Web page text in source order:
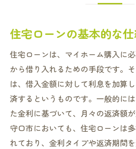
住宅ローンのメリットを最大
ポイントとは
低金利を活用した住宅購
資産としての住宅ローン
税制優遇措置を活かした
住宅ローンの返済計画を
守口市の不動産市場を
住宅ローンの基本的な
住宅ローンは、マイホーム購入に
から借り入れるための手段です。
は、借入金額に対して利息を加算
済するというものです。一般的に
た金利に基づいて、月々の返済額
守口市においても、住宅ローンは
れており、金利タイプや返済期間